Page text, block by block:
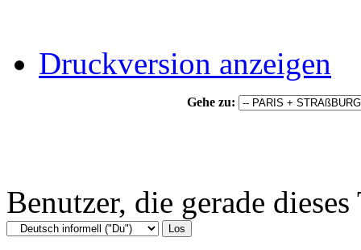
Druckversion anzeigen
Gehe zu:
Benutzer, die gerade